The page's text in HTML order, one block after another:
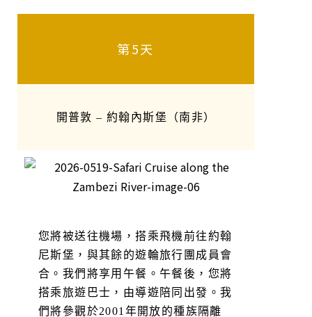
第5天
開普敦 – 約翰內斯堡（南非）
您將被送往機場，搭乘飛機前往約翰
尼斯堡，與其餘的遊輪旅行團成員會
合。我們將享用午餐。午餐後，您將
搭乘旅遊巴士，由導遊陪同出發。我
們將參觀於2001年開放的種族隔離